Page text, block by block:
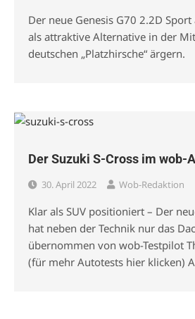
Der neue Genesis G70 2.2D
als attraktive Alternative in der
deutschen „Platzhirsche“ ärgern.
Der Suzuki S-Cross im wob-
30. April 2022 Wob-Redaktion
Klar als SUV positioniert – Der
hat neben der Technik nur das
übernommen von wob-Testpilot
(für mehr Autotests hier klicken)